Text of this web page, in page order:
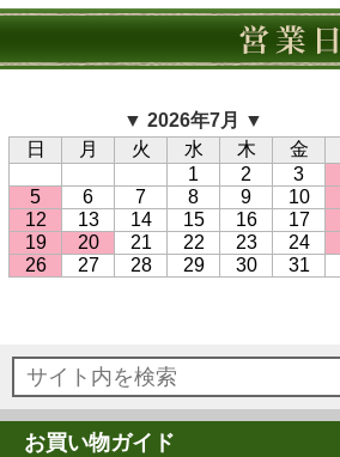
▼ 2026年7月 ▼
日
月 火 水 木 金
1
2 3
5
6 7 8 9 10
12
13 14 15 16 17
19
20 21 22 23 24
26
27 28 29 30 31
お買い物ガイド